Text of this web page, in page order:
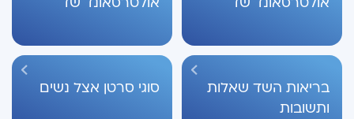
בריאות השד שאלות
ותשובות
סוגי סרטן אצל נשים